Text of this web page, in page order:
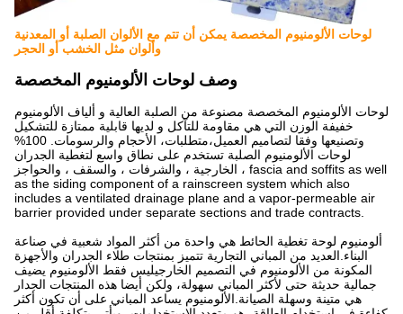
لوحات الألومنيوم المخصصة يمكن أن تتم مع الألوان الصلبة أو المعدنية
وألوان مثل الخشب أو الحجر
وصف لوحات الألومنيوم المخصصة
لوحات الألومنيوم المخصصة مصنوعة من الصلبة العالية و ألياف الألومنيوم
خفيفة الوزن التي هي مقاومة للتآكل و لديها قابلية ممتازة للتشكيل
وتصنيعها وفقا لتصاميم العميل،متطلبات، الأحجام والرسومات. 100%
لوحات الألومنيوم الصلبة تستخدم على نطاق واسع لتغطية الجدران
الخارجية ، والشرفات ، والسقف ، والحواجز ، fascia and soffits as well
as the siding component of a rainscreen system which also
includes a ventilated drainage plane and a vapor-permeable air
barrier provided under separate sections and trade contracts.
ألومنيوم لوحة تغطية الحائط هي واحدة من أكثر المواد شعبية في صناعة
البناء.العديد من المباني التجارية تتميز بمنتجات طلاء الجدران والأجهزة
المكونة من الألومنيوم في التصميم الخارجيليس فقط الألومنيوم يضيف
جمالية حديثة حتى لأكثر المباني سهولة، ولكن أيضا هذه المنتجات الجدار
هي متينة وسهلة الصيانة.الألومنيوم يساعد المباني على أن تكون أكثر